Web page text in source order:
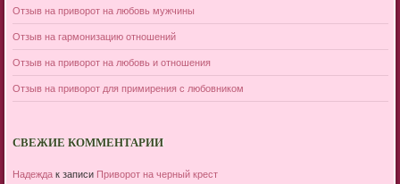
Отзыв на приворот на любовь мужчины
Отзыв на гармонизацию отношений
Отзыв на приворот на любовь и отношения
Отзыв на приворот для примирения с любовником
СВЕЖИЕ КОММЕНТАРИИ
Надеждак записи Приворот на черный крест